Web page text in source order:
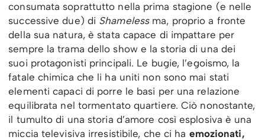
consumata soprattutto nella prima stagione (e nelle
successive due) di Shamelessma, proprio a fronte
della sua natura, è stata capace di impattare per
sempre la trama dello show e la storia di una dei
suoi protagonisti principali. Le bugie, l’egoismo, la
fatale chimica che li ha uniti non sono mai stati
elementi capaci di porre le basi per una relazione
equilibrata nel tormentato quartiere. Ciò nonostante,
il tumulto di una storia d’amore così esplosiva è una
miccia televisiva irresistibile, che ci ha emozionati,